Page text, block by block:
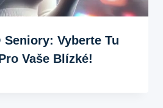
Seniory: Vyberte Tu
Vaše Blízké!